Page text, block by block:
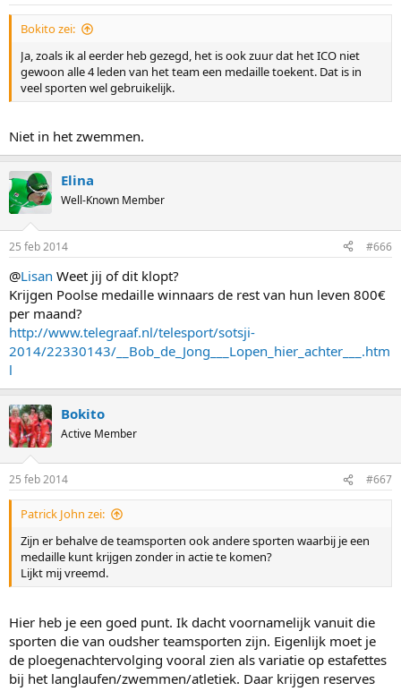
Bokito zei:
Ja, zoals ik al eerder heb gezegd, het is ook zuur dat het ICO niet
gewoon alle 4 leden van het team een medaille toekent. Dat is in
veel sporten wel gebruikelijk.
Niet in het zwemmen.
Elina
Well-Known Member
25 feb 2014 #666
@Lisan Weet jij of dit klopt?
Krijgen Poolse medaille winnaars de rest van hun leven 800€
per maand?
http://www.telegraaf.nl/telesport/sotsji-
2014/22330143/__Bob_de_Jong___Lopen_hier_achter___.htm
l
Bokito
Active Member
25 feb 2014 #667
Patrick John zei:
Zijn er behalve de teamsporten ook andere sporten waarbij je een
medaille kunt krijgen zonder in actie te komen?
Lijkt mij vreemd.
Hier heb je een goed punt. Ik dacht voornamelijk vanuit die
sporten die van oudsher teamsporten zijn. Eigenlijk moet je
de ploegenachtervolging vooral zien als variatie op estafettes
bij het langlaufen/zwemmen/atletiek. Daar krijgen reserves